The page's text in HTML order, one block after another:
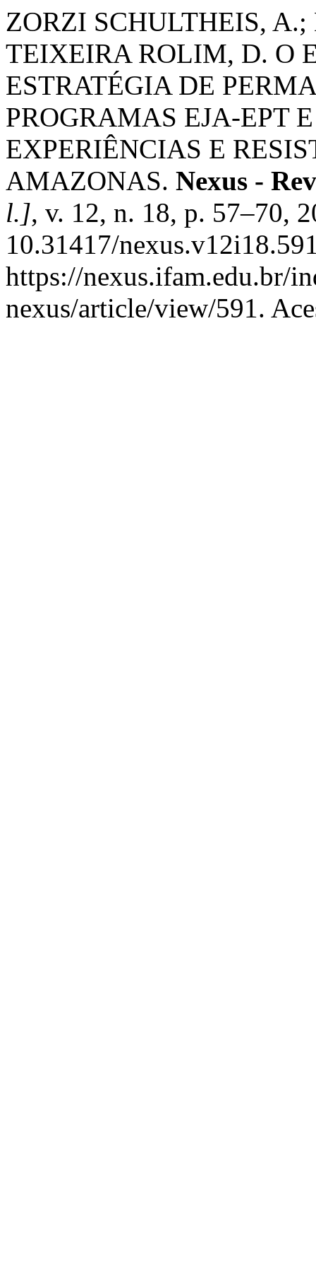
ZORZI SCHULTHEIS,
TEIXEIRA ROLIM, D. O
ESTRATÉGIA DE
PROGRAMAS EJA-EPT
EXPERIÊNCIAS E
AMAZONAS. Nexus -
l.], v. 12, n. 18, p. 57–70,
10.31417/
https://nexus.ifam.edu.br/
nexus/article/view/591.